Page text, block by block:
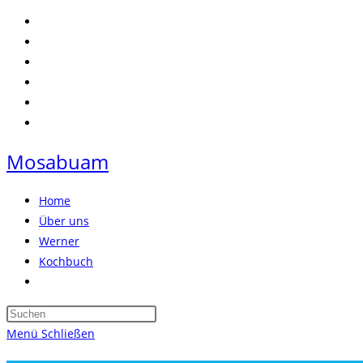
Zum
Inhalt
springen
Mosabuam
Home
Über uns
Werner
Kochbuch
umschalten
Press
Menü Schließen